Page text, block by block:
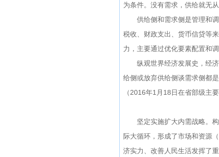
为条件。没有需求，供给就无
供给侧和需求侧是管理和调
税收、财政支出、货币信贷等
力，主要通过优化要素配置和
纵观世界经济发展史，经济
给侧或放弃供给侧谈需求侧都
（2016年1月18日在省部级主
坚定实施扩大内需战略。构
际大循环，形成了市场和资源
济实力、改善人民生活发挥了